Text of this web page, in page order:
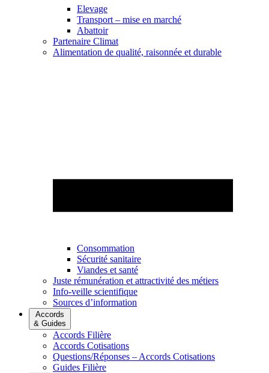
Elevage
Transport – mise en marché
Abattoir
Partenaire Climat
Alimentation de qualité, raisonnée et durable
Consommation
Sécurité sanitaire
Viandes et santé
Juste rémunération et attractivité des métiers
Info-veille scientifique
Sources d’information
Accords
& Guides
Accords Filière
Accords Cotisations
Questions/Réponses – Accords Cotisations
Guides Filière